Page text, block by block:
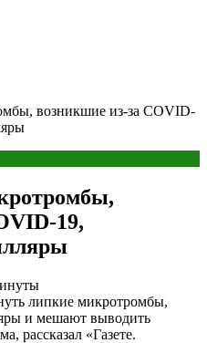
возникшие из-за COVID-
19,
липкие микротромбы,
и мешают выводить
рассказал «Газете.